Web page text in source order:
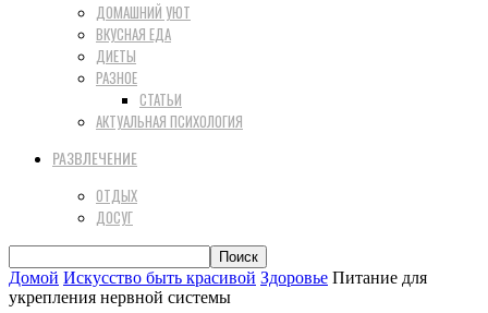
ДОМАШНИЙ УЮТ
ВКУСНАЯ ЕДА
ДИЕТЫ
РАЗНОЕ
СТАТЬИ
АКТУАЛЬНАЯ ПСИХОЛОГИЯ
РАЗВЛЕЧЕНИЕ
ОТДЫХ
ДОСУГ
Домой Искусство быть красивой Здоровье Питание для
укрепления нервной системы